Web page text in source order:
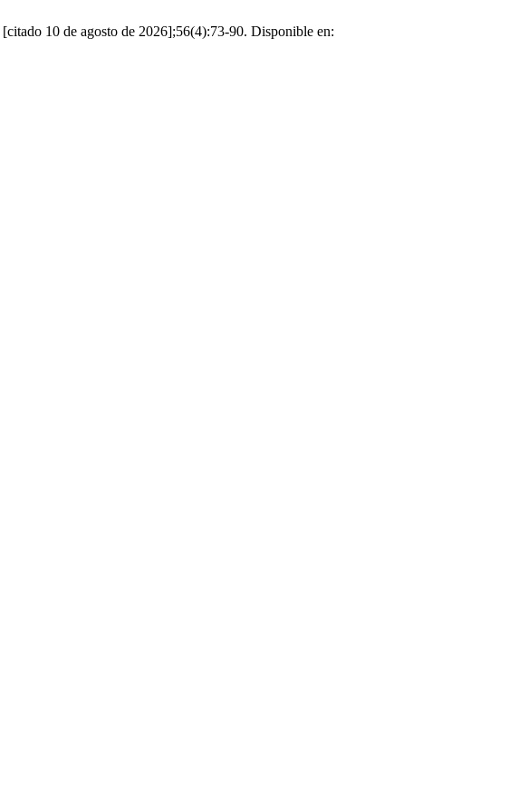
10 de agosto de 2026];56(4):73-90. Disponible en: